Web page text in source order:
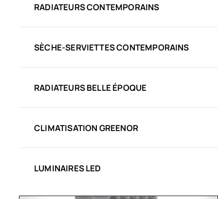
RADIATEURS CONTEMPORAINS
SÈCHE-SERVIETTES CONTEMPORAINS
RADIATEURS BELLE ÉPOQUE
CLIMATISATION GREENOR
LUMINAIRES LED